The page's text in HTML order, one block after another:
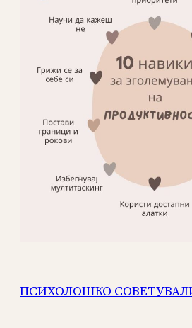
ПСИХОЛОШКО